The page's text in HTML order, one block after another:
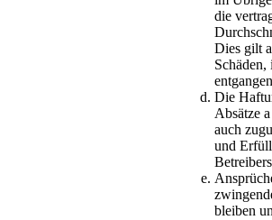
die
Dies gilt
Schäden,
Die
Absätze
auch
und
bleiben